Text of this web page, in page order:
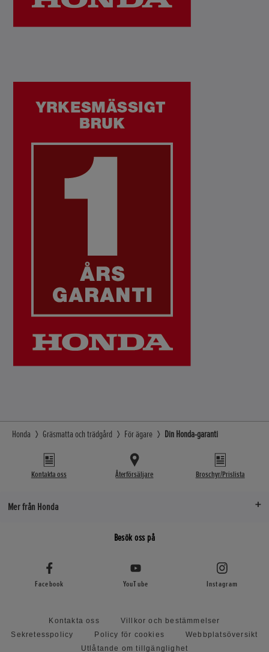
Honda Gräsmatta och trädgård För ägare Din Honda-garanti
Kontakta oss Återförsäljare Broschyr/Prislista
Mer från Honda
Besök oss på
Facebook YouTube Instagram
Kontakta oss
Villkor och bestämmelser
Sekretesspolicy
Policy för cookies
Webbplatsöversikt
Utlåtande om tillgänglighet